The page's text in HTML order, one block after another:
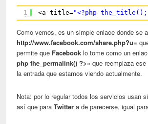
1 <a title="<?php the_title();
Como vemos, es un simple enlace donde se
http://www.facebook.com/share.php?u=
permite que Facebook lo tome como un
php the_permalink() ?>» que reemplaza
la entrada que estamos viendo actualmente.
Nota: por lo regular todos los servicios usan
así que paraTwitter a de parecerse, igual